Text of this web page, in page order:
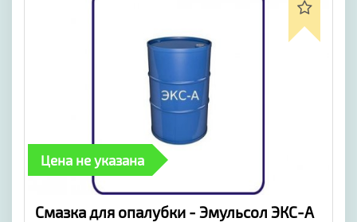
Цена не указана
Смазка для опалубки - Эмульсол ЭКС-А